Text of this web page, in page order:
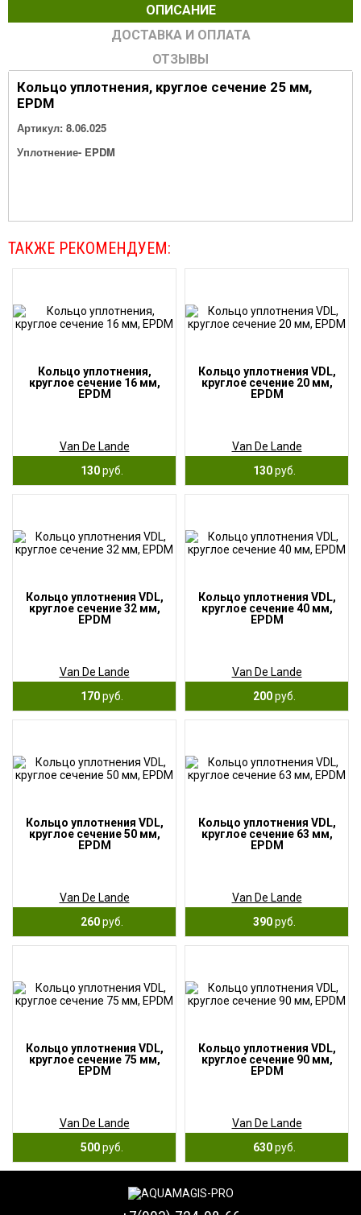
ОПИСАНИЕ
ДОСТАВКА И ОПЛАТА
ОТЗЫВЫ
Кольцо уплотнения, круглое сечение 25 мм,
EPDM
Артикул: 8.06.025
Уплотнение- EPDM
ТАКЖЕ РЕКОМЕНДУЕМ:
Кольцо уплотнения,
круглое сечение 16 мм,
EPDM
Van De Lande
130руб.
Кольцо уплотнения VDL,
круглое сечение 20 мм,
EPDM
Van De Lande
130руб.
Кольцо уплотнения VDL,
круглое сечение 32 мм,
EPDM
Van De Lande
170руб.
Кольцо уплотнения VDL,
круглое сечение 40 мм,
EPDM
Van De Lande
200руб.
Кольцо уплотнения VDL,
круглое сечение 50 мм,
EPDM
Van De Lande
260руб.
Кольцо уплотнения VDL,
круглое сечение 63 мм,
EPDM
Van De Lande
390руб.
Кольцо уплотнения VDL,
круглое сечение 75 мм,
EPDM
Van De Lande
500руб.
Кольцо уплотнения VDL,
круглое сечение 90 мм,
EPDM
Van De Lande
630руб.